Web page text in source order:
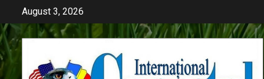
content
August 3, 2026